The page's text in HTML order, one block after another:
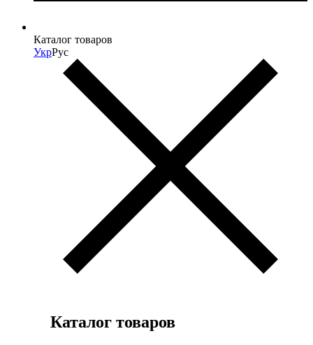
Каталог товаров
УкрРус
Каталог товаров